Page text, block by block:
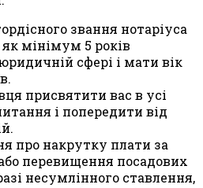
звання нотаріуса
мінімум 5 років
сфері і мати вік
присвятити вас в усі
і попередити від
про накрутку плати за
перевищення посадових
несумлінного ставлення,